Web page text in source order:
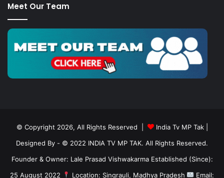
Meet Our Team
© Copyright 2026, All Rights Reserved | India Tv MP Tak|
Designed By - © 2022 INDIA TV MP TAK. All Rights Reserved.
Founder & Owner: Lale Prasad Vishwakarma Established (Since):
25 August 2022
Location: Singrauli, Madhya Pradesh Email: